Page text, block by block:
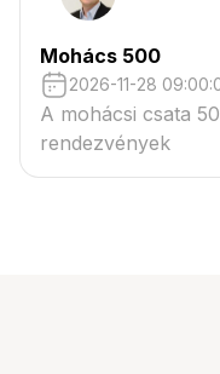
Mohács 500
2026-11-28
A mohácsi csata
rendezvények